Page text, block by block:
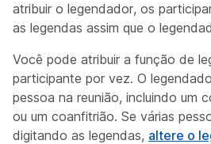
atribuir o legendador, os
as legendas assim que o
Você pode atribuir a função de
participante por vez. O
pessoa na reunião, incluindo um
ou um coanfitrião. Se várias
digitando as legendas, altere o